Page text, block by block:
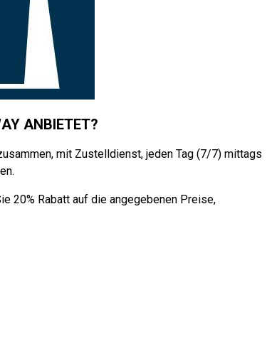
ANBIETET?
mit Zustelldienst, jeden Tag (7/7) mittags
20% Rabatt auf die angegebenen Preise,